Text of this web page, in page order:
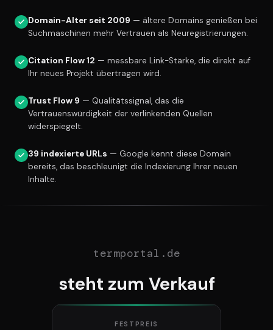
Domain-Alter seit 2009 — ältere Domains genießen bei
Suchmaschinen mehr Vertrauen als Neuregistrierungen.
Citation Flow 12 — messbare Link-Stärke, die direkt auf
Ihr neues Projekt übertragen wird.
Trust Flow 9 — Qualitätssignal, das die
Vertrauenswürdigkeit der verlinkenden Quellen
widerspiegelt.
39 indexierte URLs — Google kennt diese Domain
bereits, das beschleunigt die Indexierung Ihrer neuen
Inhalte.
termportal.de
steht zum Verkauf
FESTPREIS